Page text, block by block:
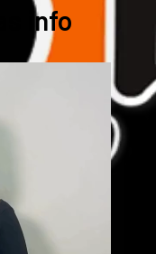
info